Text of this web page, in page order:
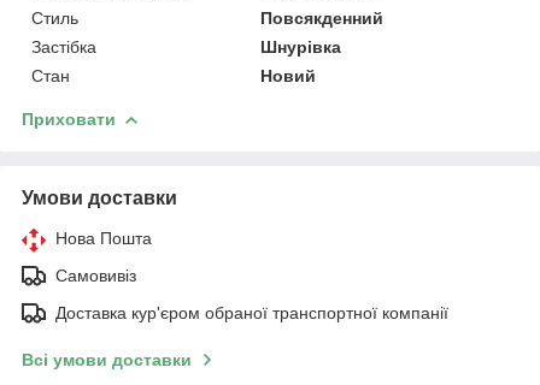
Стиль
Повсякденний
Застібка
Шнурівка
Стан
Новий
Приховати
Умови доставки
Нова Пошта
Самовивіз
Доставка кур'єром обраної транспортної компанії
Всі умови доставки